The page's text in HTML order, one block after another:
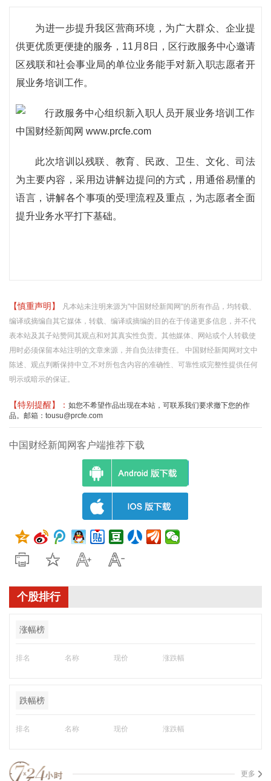
为进一步提升我区营商环境，为广大群众、企业提
供更优质更便捷的服务，11月8日，区行政服务中心邀请
区残联和社会事业局的单位业务能手对新入职志愿者开
展业务培训工作。
此次培训以残联、教育、民政、卫生、文化、司法
为主要内容，采用边讲解边提问的方式，用通俗易懂的
语言，讲解各个事项的受理流程及重点，为志愿者全面
提升业务水平打下基础。
【慎重声明】
凡本站未注明来源为"中国财经新闻网"的所有作品，均转载、
编译或摘编自其它媒体，转载、编译或摘编的目的在于传递更多信息，并不代
表本站及其子站赞同其观点和对其真实性负责。其他媒体、网站或个人转载使
用时必须保留本站注明的文章来源，并自负法律责任。 中国财经新闻网对文中
陈述、观点判断保持中立,不对所包含内容的准确性、可靠性或完整性提供任何
明示或暗示的保证。
【特别提醒】： 如您不希望作品出现在本站，可联系我们要求撤下您的作
品。邮箱：tousu@prcfe.com
中国财经新闻网客户端推荐下载
个股排行
涨幅榜
排名 名称 现价 涨跌幅
跌幅榜
排名 名称 现价 涨跌幅
更多